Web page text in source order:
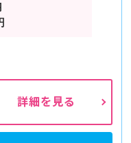
詳細を見る